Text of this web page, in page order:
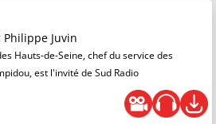
Philippe Juvin
Hauts-de-Seine, chef du service des
est l'invité de Sud Radio